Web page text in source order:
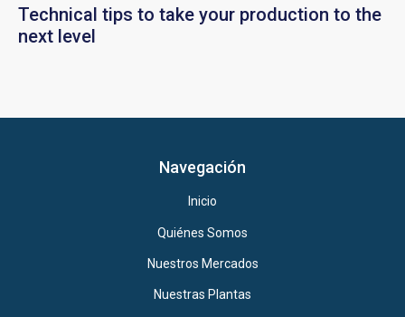
Technical tips to take your production to the
next level
Navegación
Inicio
Quiénes Somos
Nuestros Mercados
Nuestras Plantas